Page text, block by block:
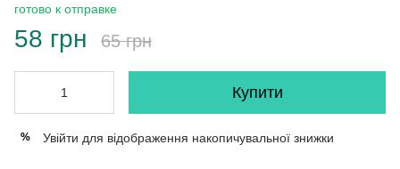
готово к отправке
58 грн 65 грн
Купити
% Увійти для відображення накопичувальної знижки